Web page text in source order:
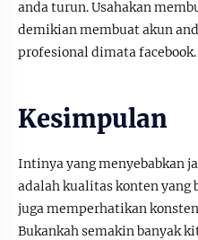
anda turun. Usahakan
demikian membuat akun
profesional dimata facebook.
Kesimpulan
Intinya yang menyebabkan
adalah kualitas konten
juga memperhatikan
Bukankah semakin banyak